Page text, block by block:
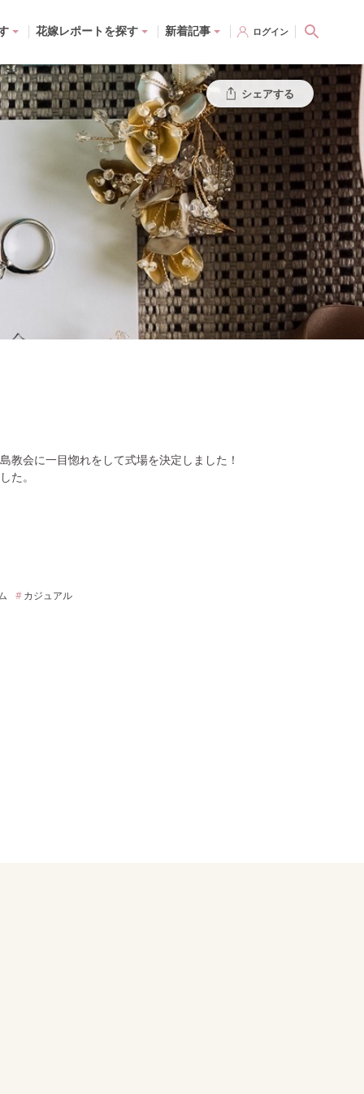
花嫁レポートを探す 新着記事 ログイン
シェアする
教会に一目惚れをして式場を決定しました！
た。
カジュアル